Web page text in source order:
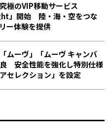
極のVIP移動サービス
」開始 陸・海・空をつな
ー体験を提供
「ムーヴ」「ムーヴ キャンバ
安全性能を強化し特別仕様
セレクション」を設定